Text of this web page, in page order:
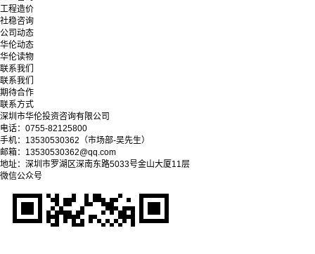
工程造价
社稳咨询
公司动态
华伦动态
华伦读物
联系我们
联系我们
期待合作
联系方式
深圳市华伦投资咨询有限公司
电话：0755-82125800
手机：13530530362（市场部-吴先生）
邮箱：13530530362@qq.com
地址：深圳市罗湖区深南东路5033号金山大厦11层
微信公众号